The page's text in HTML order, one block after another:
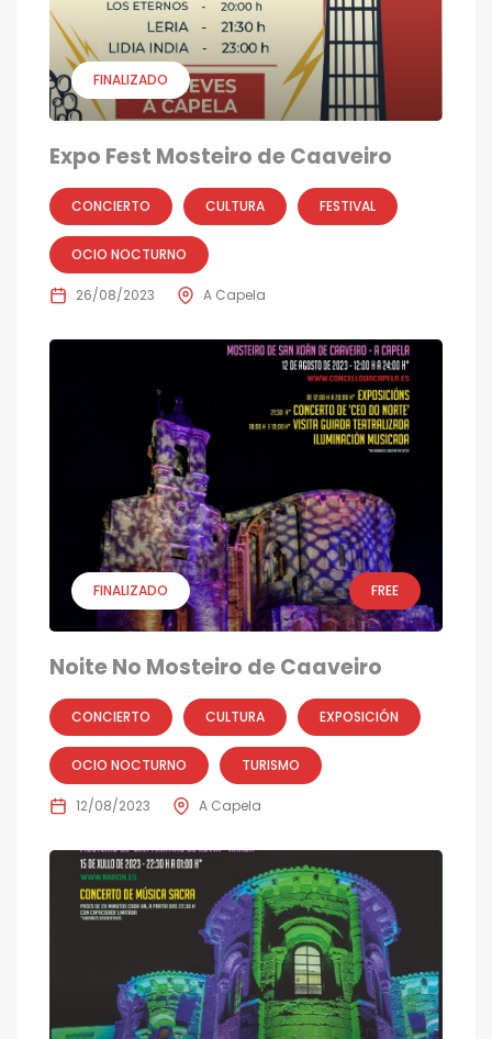
FINALIZADO
Expo Fest Mosteiro de Caaveiro
CONCIERTO CULTURA FESTIVAL
OCIO NOCTURNO
26/08/2023 A Capela
FINALIZADO FREE
Noite No Mosteiro de Caaveiro
CONCIERTO CULTURA EXPOSICIÓN
OCIO NOCTURNO TURISMO
12/08/2023 A Capela